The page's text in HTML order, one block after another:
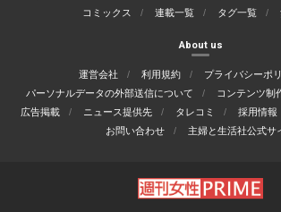
コミックス
連載一覧 タグ一覧
About us
運営会社 利用規約
プライバシーポ
パーソナルデータの外部送信について
コンテンツ制
広告掲載
ニュース提供先 タレコミ 採用情報
お問い合わせ
主婦と生活社公式サ